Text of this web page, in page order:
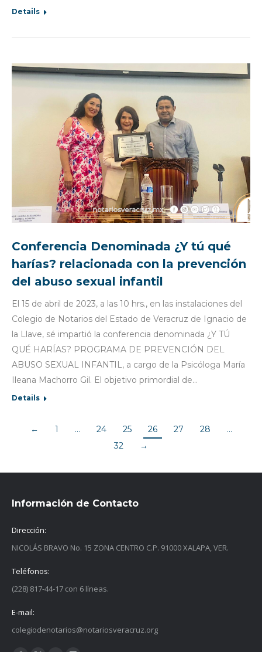
Details
Conferencia Denominada ¿Y tú qué
harías? relacionada con la prevención
del abuso sexual infantil
El 15 de abril de 2023, a las 10 hrs., en las instalaciones del
Colegio de Notarios del Estado de Veracruz de Ignacio de
la Llave, sé impartió la conferencia denominada ¿Y TÚ
QUÉ HARÍAS? PROGRAMA DE PREVENCIÓN DEL
ABUSO SEXUAL INFANTIL, a cargo de la Psicóloga María
Ileana Machorro Gil. El objetivo primordial de…
Details
← 1 … 24 25 26 27 28
…
32
→
Información de Contacto
Dirección:
NICOLÁS BRAVO No. 15 ZONA CENTRO C.P. 91000 XALAPA, VER.
Teléfonos:
(228) 817-44-17 con 6 líneas.
E-mail:
colegiodenotarios@notariosveracruz.org